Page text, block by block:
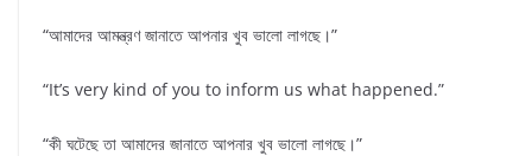
“আমাদের আমন্ত্রণ জানাতে আপনার খুব ভালো লাগছে।”
“It’s very kind of you to inform us what happened.”
“কী ঘটেছে তা আমাদের জানাতে আপনার খুব ভালো লাগছে।”